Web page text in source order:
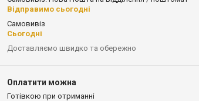
Відправимо сьогодні
Самовивіз
Сьогодні
Доставляємо швидко та обережно
Оплатити можна
Готівкою при отриманні